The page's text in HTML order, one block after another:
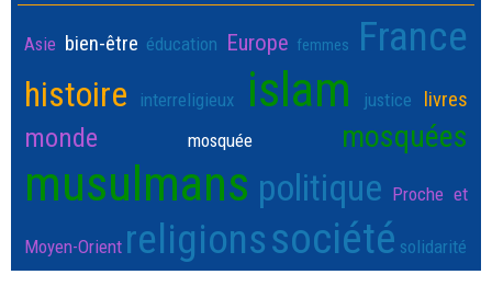
Asie bien-être éducation Europe femmes France
histoire interreligieux islam justice livres
monde mosquée mosquées
musulmans politique Proche et
Moyen-Orient religionssociété solidarité